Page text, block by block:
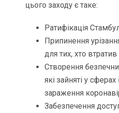
цього заходу є таке:
Ратифікація
Припинення
для тих, хто втратив
Створення
які зайняті у
зараження
Забезпечення